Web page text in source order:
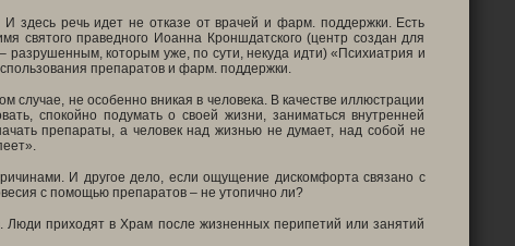
здесь речь идет не отказе от врачей и фарм. поддержки. Есть
святого праведного Иоанна Кроншдатского (центр создан для
разрушенным, которым уже, по сути, некуда идти) «Психиатрия и
препаратов и фарм. поддержки.
случае, не особенно вникая в человека. В качестве иллюстрации
спокойно подумать о своей жизни, заниматься внутренней
препараты, а человек над жизнью не думает, над собой не
И другое дело, если ощущение дискомфорта связано с
с помощью препаратов – не утопично ли?
Люди приходят в Храм после жизненных перипетий или занятий